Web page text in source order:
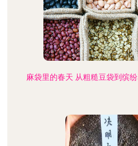
麻袋里的春天 从粗糙豆袋到缤